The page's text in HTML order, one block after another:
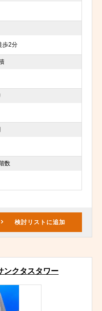
歩2分
数
検討リスト に追加
クタスタワー